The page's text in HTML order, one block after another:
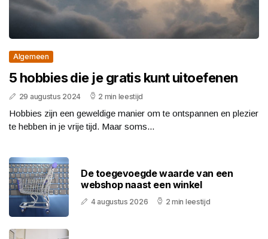
Algemeen
5 hobbies die je gratis kunt uitoefenen
29 augustus 2024 2 min leestijd
Hobbies zijn een geweldige manier om te ontspannen en plezier
te hebben in je vrije tijd. Maar soms...
De toegevoegde waarde van een
webshop naast een winkel
4 augustus 2026 2 min leestijd